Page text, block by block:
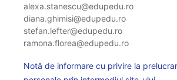
alexa.stanescu@edupedu.ro
diana.ghimisi@edupedu.ro
stefan.lefter@edupedu.ro
ramona.florea@edupedu.ro
Notă de informare cu privire la